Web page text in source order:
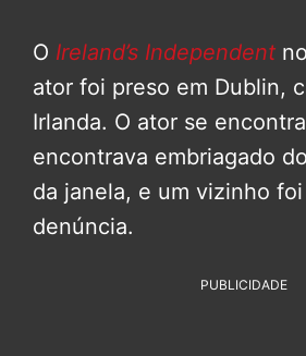
O Ireland’s Independent
ator foi preso em Dublin,
Irlanda. O ator se
encontrava embriagado
da janela, e um vizinho
denúncia.
PUBLICIDADE